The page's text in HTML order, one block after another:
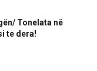
Tonelata në
te dera!